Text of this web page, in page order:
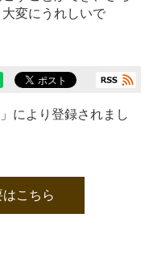
変にうれしいで
」により登録されまし
こちら